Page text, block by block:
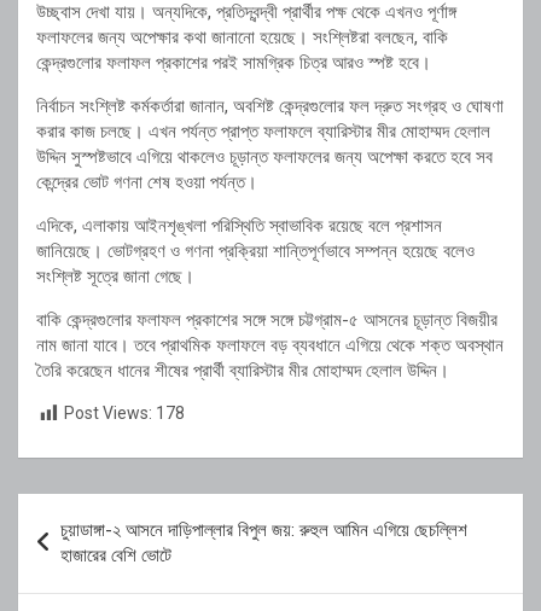
উচ্ছ্বাস দেখা যায়। অন্যদিকে, প্রতিদ্বন্দ্বী প্রার্থীর পক্ষ থেকে এখনও পূর্ণাঙ্গ
ফলাফলের জন্য অপেক্ষার কথা জানানো হয়েছে। সংশ্লিষ্টরা বলছেন, বাকি
কেন্দ্রগুলোর ফলাফল প্রকাশের পরই সামগ্রিক চিত্র আরও স্পষ্ট হবে।
নির্বাচন সংশ্লিষ্ট কর্মকর্তারা জানান, অবশিষ্ট কেন্দ্রগুলোর ফল দ্রুত সংগ্রহ ও ঘোষণা
করার কাজ চলছে। এখন পর্যন্ত প্রাপ্ত ফলাফলে ব্যারিস্টার মীর মোহাম্মদ হেলাল
উদ্দিন সুস্পষ্টভাবে এগিয়ে থাকলেও চূড়ান্ত ফলাফলের জন্য অপেক্ষা করতে হবে সব
কেন্দ্রের ভোট গণনা শেষ হওয়া পর্যন্ত।
এদিকে, এলাকায় আইনশৃঙ্খলা পরিস্থিতি স্বাভাবিক রয়েছে বলে প্রশাসন
জানিয়েছে। ভোটগ্রহণ ও গণনা প্রক্রিয়া শান্তিপূর্ণভাবে সম্পন্ন হয়েছে বলেও
সংশ্লিষ্ট সূত্রে জানা গেছে।
বাকি কেন্দ্রগুলোর ফলাফল প্রকাশের সঙ্গে সঙ্গে চট্টগ্রাম-৫ আসনের চূড়ান্ত বিজয়ীর
নাম জানা যাবে। তবে প্রাথমিক ফলাফলে বড় ব্যবধানে এগিয়ে থেকে শক্ত অবস্থান
তৈরি করেছেন ধানের শীষের প্রার্থী ব্যারিস্টার মীর মোহাম্মদ হেলাল উদ্দিন।
Post Views: 178
navigation
চুয়াডাঙ্গা-২ আসনে দাড়িপাল্লার বিপুল জয়: রুহুল আমিন এগিয়ে ছেচল্লিশ
হাজারের বেশি ভোটে